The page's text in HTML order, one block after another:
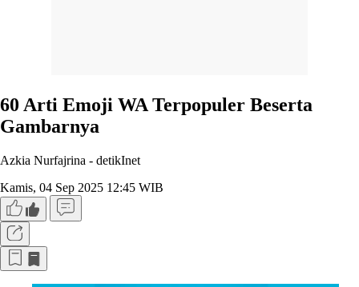
60 Arti Emoji WA Terpopuler Beserta
Gambarnya
Azkia Nurfajrina - detikInet
Kamis, 04 Sep 2025 12:45 WIB